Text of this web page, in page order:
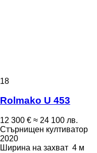
18
Rolmako U 453
12 300 € ≈ 24 100 лв.
Стърнищен култиватор
2020
Ширина на захват 4 м